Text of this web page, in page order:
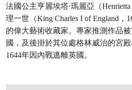
法國公主亨麗埃塔·瑪麗亞（
理一世（King Charles I of England
的偉大藝術收藏家。專家推測作品
國，及後掛於其位處格林威治的宮
1644年因內戰逃離英國。